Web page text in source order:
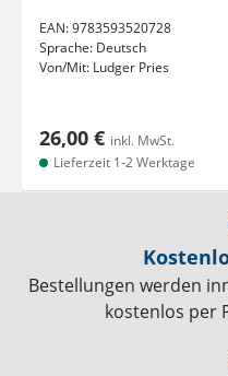
EAN:9783593520728
Sprache: Deutsch
Von/Mit: Ludger Pries
26,00 € inkl. MwSt.
Lieferzeit 1-2 Werktage
Bestellungen werden
kostenlos per